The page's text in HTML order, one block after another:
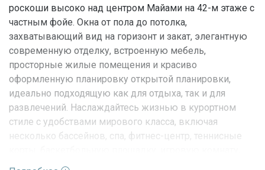
роскоши высоко над центром Майами на 42-м этаже с
частным фойе. Окна от пола до потолка,
захватывающий вид на горизонт и закат, элегантную
современную отделку, встроенную мебель,
просторные жилые помещения и красиво
оформленную планировку открытой планировки,
идеально подходящую как для отдыха, так и для
развлечений. Наслаждайтесь жизнью в курортном
стиле с удобствами мирового класса, включая
несколько бассейнов, спа, фитнес-центр, теннисные
клуб, услуги парковщика, консьержа и многое другое.